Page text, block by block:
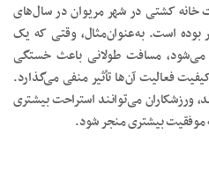
خانه کشتی در شهر مریوان در سال‌های
بوده است. به‌عنوان‌مثال، وقتی که یک
می‌شود، مسافت طولانی باعث خستگی
فعالیت آن‌ها تأثیر منفی می‌گذارد.
ورزشکاران می‌توانند استراحت بیشتری
موفقیت بیشتری منجر شود.